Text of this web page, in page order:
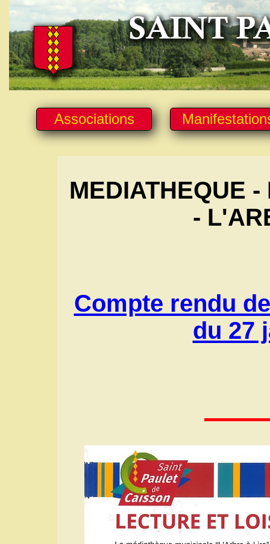
Associations
MEDIATHEQUE
-
Compte rendu
du 27